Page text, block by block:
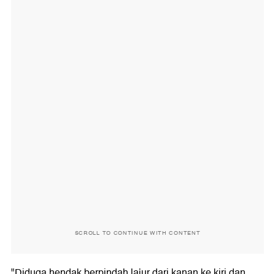
SCROLL TO CONTINUE WITH CONTENT